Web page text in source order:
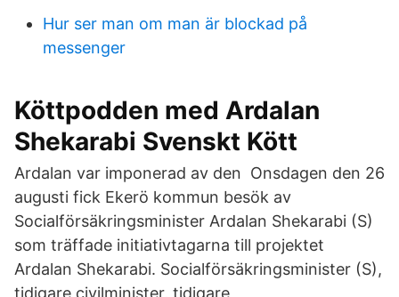
Hur ser man om man är blockad på
messenger
Köttpodden med Ardalan
Shekarabi Svenskt Kött
Ardalan var imponerad av den Onsdagen den 26
augusti fick Ekerö kommun besök av
Socialförsäkringsminister Ardalan Shekarabi (S)
som träffade initiativtagarna till projektet
Ardalan Shekarabi. Socialförsäkringsminister (S),
tidigare civilminister, tidigare